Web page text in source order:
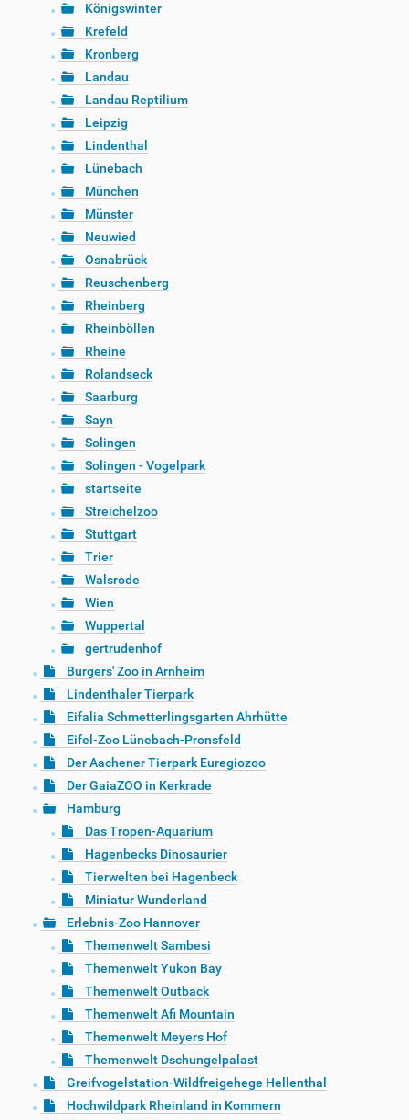
Königswinter
Krefeld
Kronberg
Landau
Landau Reptilium
Leipzig
Lindenthal
Lünebach
München
Münster
Neuwied
Osnabrück
Reuschenberg
Rheinberg
Rheinböllen
Rheine
Rolandseck
Saarburg
Sayn
Solingen
Solingen - Vogelpark
startseite
Streichelzoo
Stuttgart
Trier
Walsrode
Wien
Wuppertal
gertrudenhof
Burgers' Zoo in Arnheim
Lindenthaler Tierpark
Eifalia Schmetterlingsgarten Ahrhütte
Eifel-Zoo Lünebach-Pronsfeld
Der Aachener Tierpark Euregiozoo
Der GaiaZOO in Kerkrade
Hamburg
Das Tropen-Aquarium
Hagenbecks Dinosaurier
Tierwelten bei Hagenbeck
Miniatur Wunderland
Erlebnis-Zoo Hannover
Themenwelt Sambesi
Themenwelt Yukon Bay
Themenwelt Outback
Themenwelt Afi Mountain
Themenwelt Meyers Hof
Themenwelt Dschungelpalast
Greifvogelstation-Wildfreigehege Hellenthal
Hochwildpark Rheinland in Kommern